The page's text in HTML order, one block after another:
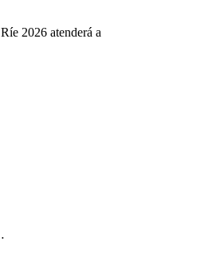
2026 atenderá a